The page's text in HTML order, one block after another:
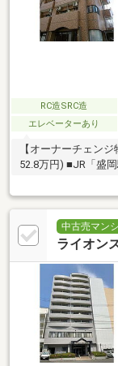
RC造SRC造
エレベーターあり
【オーナーチェン
52.8万円) ■JR「盛
中古売マン
ライオン